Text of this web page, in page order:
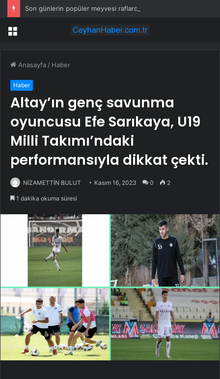
Menü
Anasayfa / Haber
Haber
Altay’ın genç savunma
oyuncusu Efe Sarıkaya, U19
Milli Takımı’ndaki
performansıyla dikkat çekti.
NİZAMETTİN BULUT Kasım 16, 2023 0 2
1 dakika okuma süresi